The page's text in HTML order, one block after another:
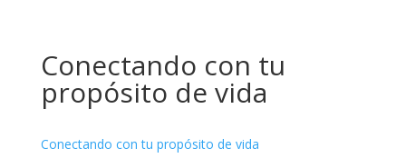
Conectando con tu
propósito de vida
Conectando con tu propósito de vida